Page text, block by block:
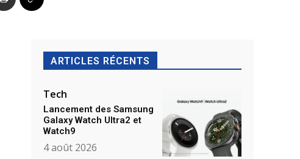
ARTICLES RÉCENTS
Tech
Lancement des Samsung
Galaxy Watch Ultra2 et
Watch9
4 août 2026